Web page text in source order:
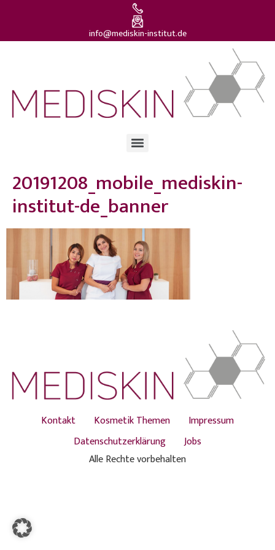
info@mediskin-institut.de
20191208_mobile_mediskin-
institut-de_banner
Kontakt Kosmetik Themen
Impressum
Datenschutzerklärung
Jobs
Alle Rechte vorbehalten